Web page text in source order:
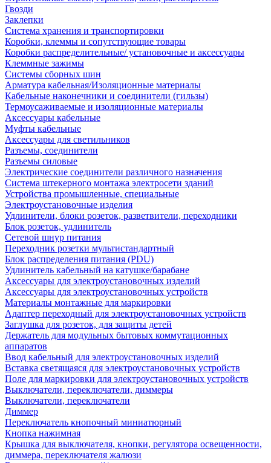
Гвозди
Заклепки
Система хранения и транспортировки
Коробки, клеммы и сопутствующие товары
Коробки распределительные/ установочные и аксессуары
Клеммные зажимы
Системы сборных шин
Арматура кабельная/Изоляционные материалы
Кабельные наконечники и соединители (гильзы)
Термоусаживаемые и изоляционные материалы
Аксессуары кабельные
Муфты кабельные
Аксессуары для светильников
Разъемы, соединители
Разъемы силовые
Электрические соединители различного назначения
Система штекерного монтажа электросети зданий
Устройства промышленные, специальные
Электроустановочные изделия
Удлинители, блоки розеток, разветвители, переходники
Блок розеток, удлинитель
Сетевой шнур питания
Переходник розетки мультистандартный
Блок распределения питания (PDU)
Удлинитель кабельный на катушке/барабане
Аксессуары для электроустановочных изделий
Аксессуары для электроустановочных устройств
Материалы монтажные для маркировки
Адаптер переходный для электроустановочных устройств
Заглушка для розеток, для защиты детей
Держатель для модульных бытовых коммутационных
аппаратов
Ввод кабельный для электроустановочных изделий
Вставка светящаяся для электроустановочных устройств
Поле для маркировки для электроустановочных устройств
Выключатели, переключатели, диммеры
Выключатели, переключатели
Диммер
Переключатель кнопочный миниатюрный
Кнопка нажимная
Крышка для выключателя, кнопки, регулятора освещенности,
диммера, переключателя жалюзи